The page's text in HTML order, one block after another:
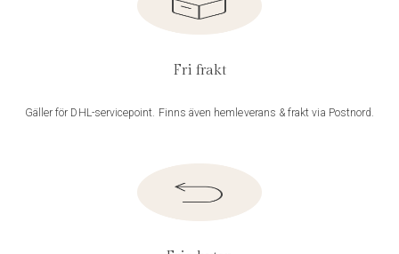
Fri frakt
Gäller för DHL-servicepoint. Finns även hemleverans & frakt via Postnord.